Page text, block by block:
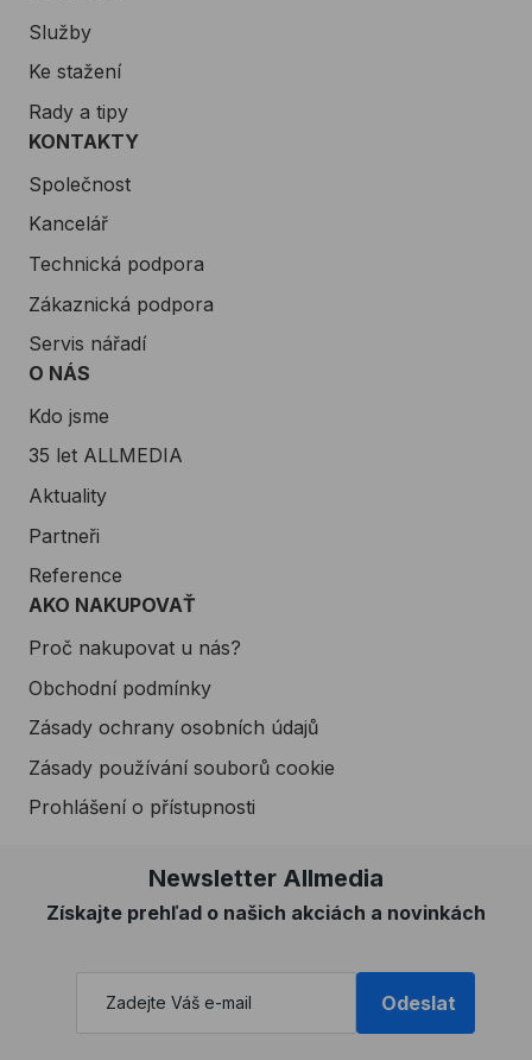
Služby
Ke stažení
Rady a tipy
KONTAKTY
Společnost
Kancelář
Technická podpora
Zákaznická podpora
Servis nářadí
O NÁS
Kdo jsme
35 let ALLMEDIA
Aktuality
Partneři
Reference
AKO NAKUPOVAŤ
Proč nakupovat u nás?
Obchodní podmínky
Zásady ochrany osobních údajů
Zásady používání souborů cookie
Prohlášení o přístupnosti
Newsletter Allmedia
Získajte prehľad o našich akciách a novinkách
Odeslat